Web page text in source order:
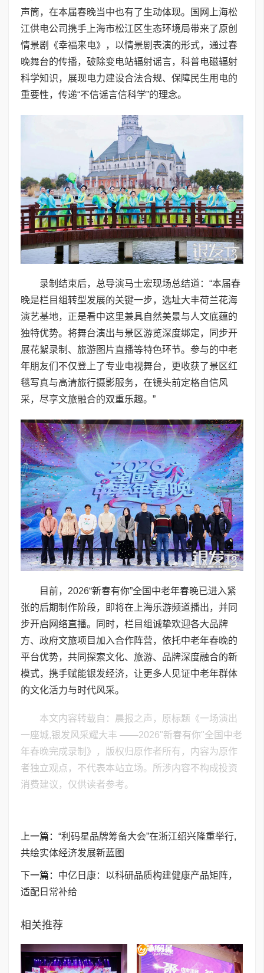
声筒，在本届春晚当中也有了生动体现。国网上海松
江供电公司携手上海市松江区生态环境局带来了原创
情景剧《幸福来电》，以情景剧表演的形式，通过春
晚舞台的传播，破除变电站辐射谣言，科普电磁辐射
科学知识，展现电力建设合法合规、保障民生用电的
重要性，传递“不信谣言信科学”的理念。
录制结束后，总导演马士宏现场总结道：“本届春
晚是栏目组转型发展的关键一步，选址大丰荷兰花海
演艺基地，正是看中这里兼具自然美景与人文底蕴的
独特优势。将舞台演出与景区游览深度绑定，同步开
展花絮录制、旅游图片直播等特色环节。参与的中老
年朋友们不仅登上了专业电视舞台，更收获了景区红
毯写真与高清旅行摄影服务，在镜头前定格自信风
采，尽享文旅融合的双重乐趣。”
目前，2026“新春有你”全国中老年春晚已进入紧
张的后期制作阶段，即将在上海乐游频道播出，并同
步开启网络直播。同时，栏目组诚挚欢迎各大品牌
方、政府文旅项目加入合作阵营，依托中老年春晚的
平台优势，共同探索文化、旅游、品牌深度融合的新
模式，携手赋能银发经济，让更多人见证中老年群体
的文化活力与时代风采。
本文内容转载自：晨报之声，原标题《一场演出
一座城,银发风采耀大丰 ——2026"新春有你"全国中老
年春晚完成录制》，版权归原作者所有，内容为原作
者独立观点，不代表本站立场。所涉内容不构成投资
消费建议，仅供读者参考。
上一篇： ​“利码星品牌筹备大会”在浙江绍兴隆重举行,
共绘实体经济发展新蓝图
下一篇： 中亿日康：以科研品质构建健康产品矩阵，
适配日常补给
相关推荐